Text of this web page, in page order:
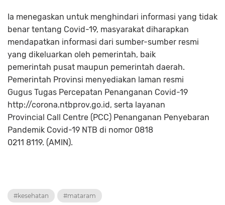
Ia menegaskan untuk menghindari informasi yang tidak
benar tentang Covid-19, masyarakat diharapkan
mendapatkan informasi dari sumber-sumber resmi
yang dikeluarkan oleh pemerintah, baik
pemerintah pusat maupun pemerintah daerah.
Pemerintah Provinsi menyediakan laman resmi
Gugus Tugas Percepatan Penanganan Covid-19
http://corona.ntbprov.go.id, serta layanan
Provincial Call Centre (PCC) Penanganan Penyebaran
Pandemik Covid-19 NTB di nomor 0818
0211 8119. (AMIN).
#kesehatan #mataram